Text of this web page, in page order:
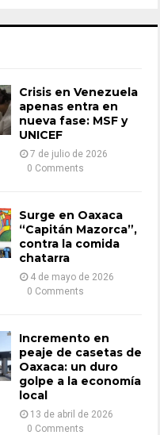
Crisis en Venezuela
apenas entra en
nueva fase: MSF y
UNICEF
7 de julio de 2026
0 Comments
Surge en Oaxaca
“Capitán Mazorca”,
contra la comida
chatarra
4 de mayo de 2026
0 Comments
Incremento en
peaje de casetas de
Oaxaca: un duro
golpe a la economía
local
13 de abril de 2026
0 Comments